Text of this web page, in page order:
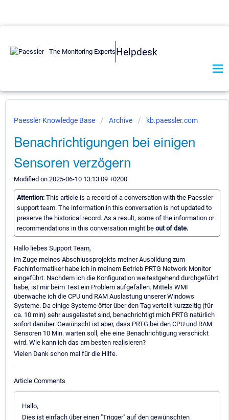
Helpdesk
Paessler Knowledge Base Archive kb.paessler.com
Benachrichtigungen bei einigen
Sensoren verzögern
Modified on 2025-06-10 13:13:09 +0200
Attention: This article is a record of a conversation with the Paessler
support team. The information in this conversation is not updated to
preserve the historical record. As a result, some of the information or
recommendations in this conversation might be out of date.
Hallo liebes Support Team,
im Zuge meines Abschlussprojekts meiner Ausbildung zum
Fachinformatiker habe ich in meinem Betrieb PRTG Network Monitor
eingeführt. Nachdem ich die Konfiguration weitestgehend durchgeführt
habe, ist mir beim Test ein Problem aufgefallen. Mittels WMI
überwache ich die CPU und RAM Auslastung unserer Windows
Systeme. Da einige Systeme öfter über den Tag verteilt kurzzeitig (für
ca. 10 min) sehr ausgelastet sind, benachrichtigt mich PRTG natürlich
sofort darüber. Gewünscht ist aber, dass PRTG bei den CPU und RAM
Sensoren 10 Min. warten soll, ehe eine Benachrichtigung verschickt
wird. Wie kann ich das am besten realisieren?
Vielen Dank schon mal für die Hilfe.
Article Comments
Hallo,
Dies ist einfach über einen "Trigger" auf den gewünschten